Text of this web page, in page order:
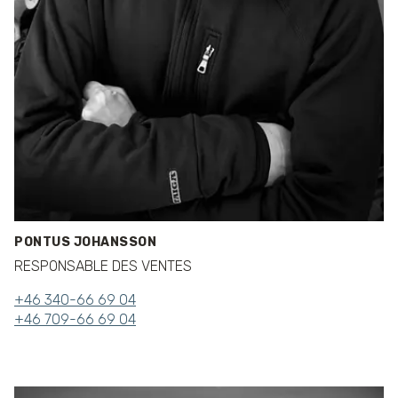
PONTUS JOHANSSON
RESPONSABLE DES VENTES
+46 340-66 69 04
+46 709-66 69 04